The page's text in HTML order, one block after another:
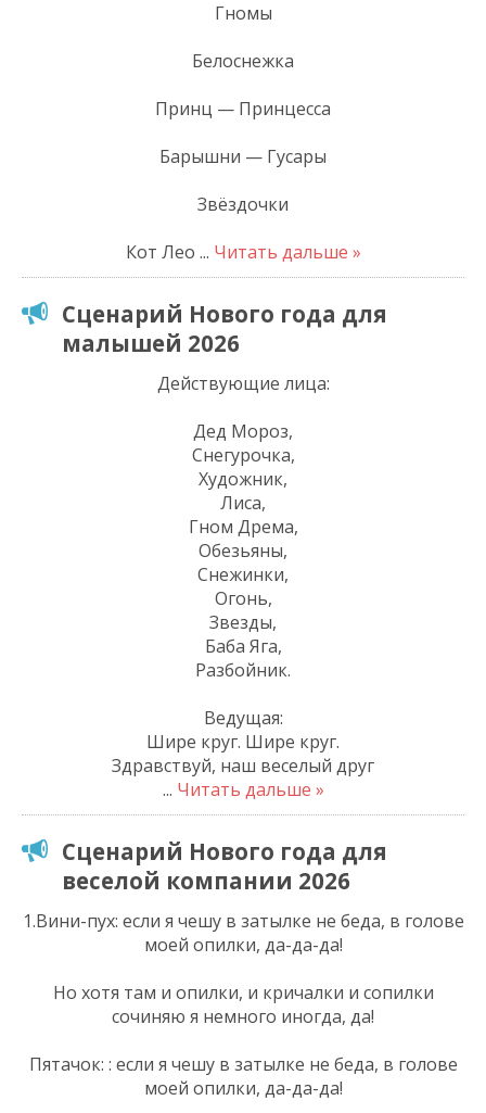
Гномы
Белоснежка
Принц — Принцесса
Барышни — Гусары
Звёздочки
Кот Лео ... Читать дальше »
Сценарий Нового года для
малышей 2026
Действующие лица:
Дед Мороз,
Снегурочка,
Художник,
Лиса,
Гном Дрема,
Обезьяны,
Снежинки,
Огонь,
Звезды,
Баба Яга,
Разбойник.
Ведущая:
Шире круг. Шире круг.
Здравствуй, наш веселый друг
... Читать дальше »
Сценарий Нового года для
веселой компании 2026
1.Вини-пух: если я чешу в затылке не беда, в голове
моей опилки, да-да-да!
Но хотя там и опилки, и кричалки и сопилки
сочиняю я немного иногда, да!
Пятачок: : если я чешу в затылке не беда, в голове
моей опилки, да-да-да!